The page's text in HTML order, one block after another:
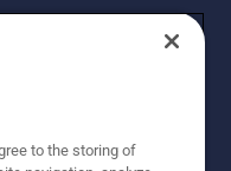
to the storing of